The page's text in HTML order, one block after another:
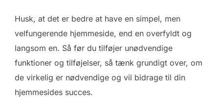
Husk, at det er bedre at have en simpel, men
velfungerende hjemmeside, end en overfyldt og
langsom en. Så før du tilføjer unødvendige
funktioner og tilføjelser, så tænk grundigt over, om
de virkelig er nødvendige og vil bidrage til din
hjemmesides succes.